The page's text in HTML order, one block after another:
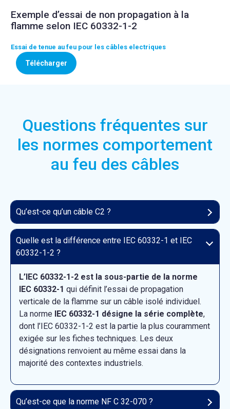
Exemple d’essai de non propagation à la
flamme selon IEC 60332-1-2
Essai de tenue au feu pour les câbles electriques
Télécharger
Questions fréquentes sur
les normes comportement
au feu des câbles
Qu’est-ce qu’un câble C2 ?
Quelle est la différence entre IEC 60332-1 et IEC
60332-1-2 ?
L’IEC 60332-1-2 est la sous-partie de la norme
IEC 60332-1 qui définit l’essai de propagation
verticale de la flamme sur un câble isolé individuel.
La norme IEC 60332-1 désigne la série complète,
dont l’IEC 60332-1-2 est la partie la plus couramment
exigée sur les fiches techniques. Les deux
désignations renvoient au même essai dans la
majorité des contextes industriels.
Qu’est-ce que la norme NF C 32-070 ?